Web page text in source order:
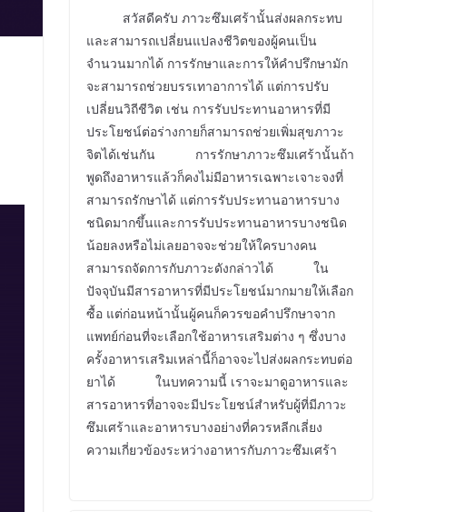
สวัสดีครับ ภาวะซึมเศร้านั้นส่งผลกระทบ
และสามารถเปลี่ยนแปลงชีวิตของผู้คนเป็น
จำนวนมากได้ การรักษาและการให้คำปรึกษามัก
จะสามารถช่วยบรรเทาอาการได้ แต่การปรับ
เปลี่ยนวิถีชีวิต เช่น การรับประทานอาหารที่มี
ประโยชน์ต่อร่างกายก็สามารถช่วยเพิ่มสุขภาวะ
จิตได้เช่นกัน การรักษาภาวะซึมเศร้านั้นถ้า
พูดถึงอาหารแล้วก็คงไม่มีอาหารเฉพาะเจาะจงที่
สามารถรักษาได้ แต่การรับประทานอาหารบาง
ชนิดมากขึ้นและการรับประทานอาหารบางชนิด
น้อยลงหรือไม่เลยอาจจะช่วยให้ใครบางคน
สามารถจัดการกับภาวะดังกล่าวได้ ใน
ปัจจุบันมีสารอาหารที่มีประโยชน์มากมายให้เลือก
ซื้อ แต่ก่อนหน้านั้นผู้คนก็ควรขอคำปรึกษาจาก
แพทย์ก่อนที่จะเลือกใช้อาหารเสริมต่าง ๆ ซึ่งบาง
ครั้งอาหารเสริมเหล่านี้ก็อาจจะไปส่งผลกระทบต่อ
ยาได้ ในบทความนี้ เราจะมาดูอาหารและ
สารอาหารที่อาจจะมีประโยชน์สำหรับผู้ที่มีภาวะ
ซึมเศร้าและอาหารบางอย่างที่ควรหลีกเลี่ยง
ความเกี่ยวข้องระหว่างอาหารกับภาวะซึมเศร้า